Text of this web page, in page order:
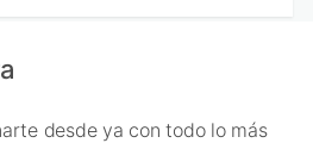
desde ya con todo lo más